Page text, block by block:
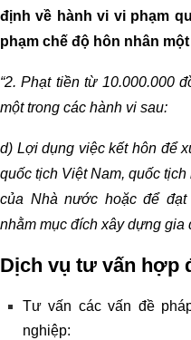
định về hành vi vi phạm
phạm chế độ hôn nhân
“2. Phạt tiền từ 10.000.000
một trong các hành vi sau:
d) Lợi dụng việc kết hôn để
quốc tịch Việt Nam, quốc
của Nhà nước hoặc để
nhằm mục đích xây dựng gia
Dịch vụ tư vấn hợp
Tư vấn các vấn đề
nghiệp: